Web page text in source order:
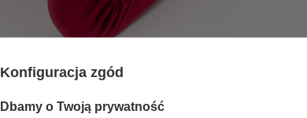
Konfiguracja zgód
Dbamy o Twoją prywatność